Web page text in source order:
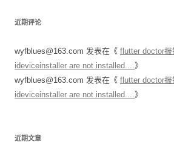
近期评论
wyfblues@163.com 发表在《 flutter doctor
ideviceinstaller are not installed....》
wyfblues@163.com 发表在《 flutter doctor
ideviceinstaller are not installed....》
近期文章